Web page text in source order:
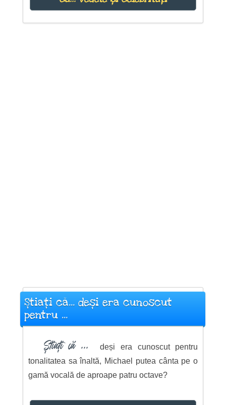
Știați că... deși era cunoscut
pentru ...
Știați că ...
deși era cunoscut pentru
tonalitatea sa înaltă, Michael putea cânta pe o
gamă vocală de aproape patru octave?